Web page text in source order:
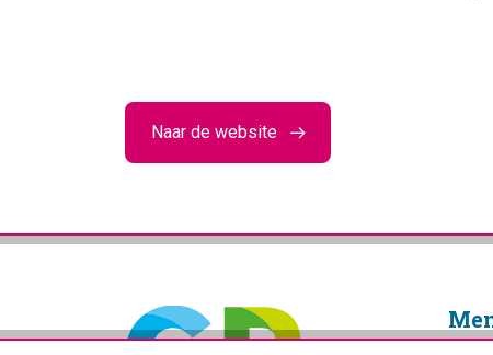
Naar de website